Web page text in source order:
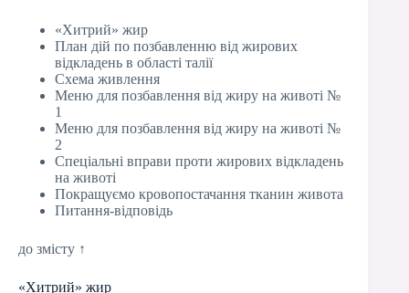
«Хитрий» жир
План дій по позбавленню від жирових
відкладень в області талії
Схема живлення
Меню для позбавлення від жиру на животі №
1
Меню для позбавлення від жиру на животі №
2
Спеціальні вправи проти жирових відкладень
на животі
Покращуємо кровопостачання тканин живота
Питання-відповідь
до змісту ↑
«Хитрий» жир